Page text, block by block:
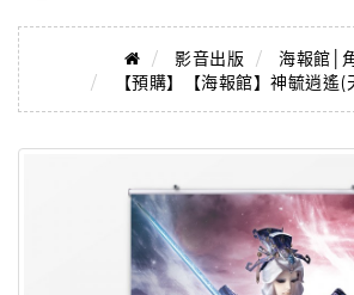
影音出版
海報館│
【預購】【海報館】神毓逍遙(